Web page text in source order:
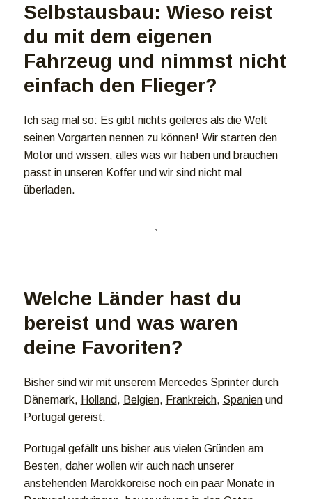
Selbstausbau: Wieso reist
du mit dem eigenen
Fahrzeug und nimmst nicht
einfach den Flieger?
Ich sag mal so: Es gibt nichts geileres als die Welt
seinen Vorgarten nennen zu können! Wir starten den
Motor und wissen, alles was wir haben und brauchen
passt in unseren Koffer und wir sind nicht mal
überladen.
Welche Länder hast du
bereist und was waren
deine Favoriten?
Bisher sind wir mit unserem Mercedes Sprinter durch
Dänemark, Holland, Belgien, Frankreich, Spanienund
Portugal gereist.
Portugal gefällt uns bisher aus vielen Gründen am
Besten, daher wollen wir auch nach unserer
anstehenden Marokkoreise noch ein paar Monate in